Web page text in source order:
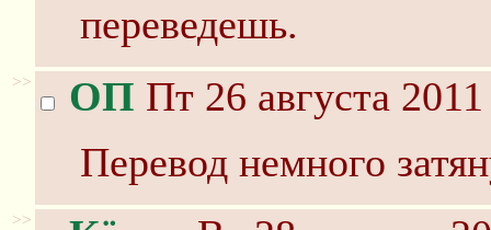
переведешь.
>> ОП Пт 26 августа
Перевод немного
>>